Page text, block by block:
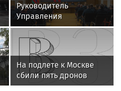
Руководитель
Управления
вневедомственной
охраны Росгвардии по
Иркутской области
принял участие во
Всероссийском
совещании-семинаре в
На подлете к Москве
сбили пять дронов